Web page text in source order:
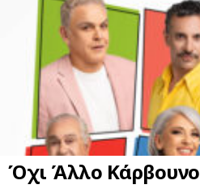
Όχι Άλλο Κάρβουνο